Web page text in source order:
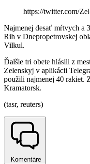
https://twitter.com/
Najmenej desať mŕtvych a
Rih v Dnepropetrovskej
Vilkul.
Ďalšie tri obete hlásili z
Zelenskyj v aplikácii
použili najmenej 40 rakiet.
Kramatorsk.
(tasr, reuters)
Komentáre